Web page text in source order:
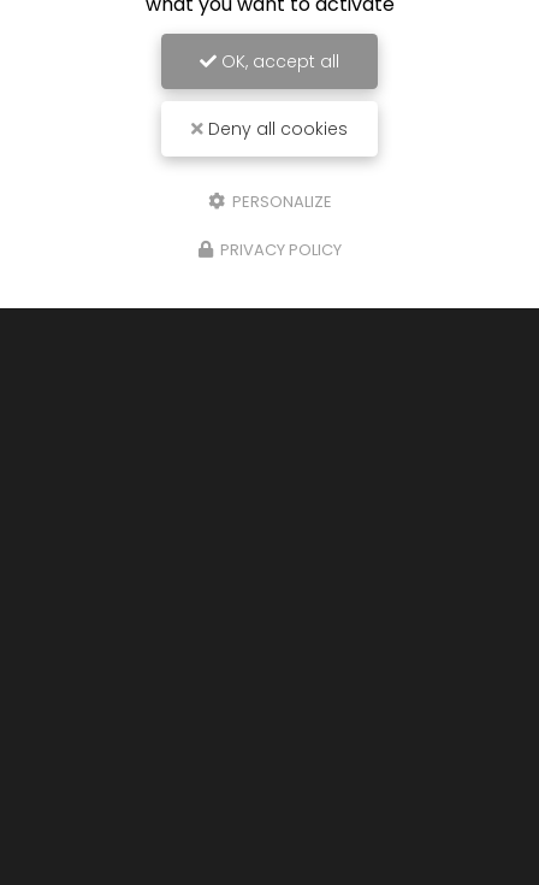
OK, accept all
Deny all cookies
PERSONALIZE
PRIVACY POLICY